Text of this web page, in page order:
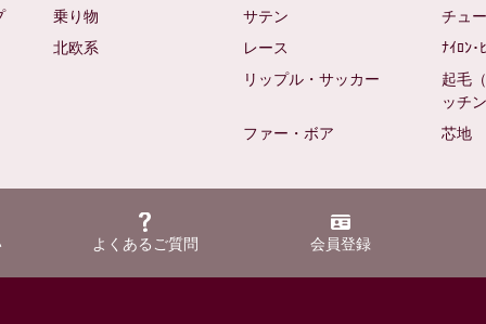
乗り物
北欧系
サテン
チュ
レース
ﾅｲﾛﾝ･
リップル・サッカー
起毛
ッチ
ファー・ボア
芯地
よくあるご質問 会員登録